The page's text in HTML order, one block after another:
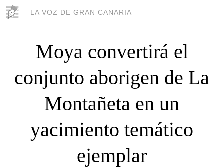
LA VOZ DE GRAN CANARIA
Moya convertirá el
conjunto aborigen de La
Montañeta en un
yacimiento temático
ejemplar